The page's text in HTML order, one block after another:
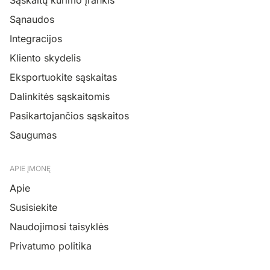
Sąnaudos
Integracijos
Kliento skydelis
Eksportuokite sąskaitas
Dalinkitės sąskaitomis
Pasikartojančios sąskaitos
Saugumas
APIE ĮMONĘ
Apie
Susisiekite
Naudojimosi taisyklės
Privatumo politika